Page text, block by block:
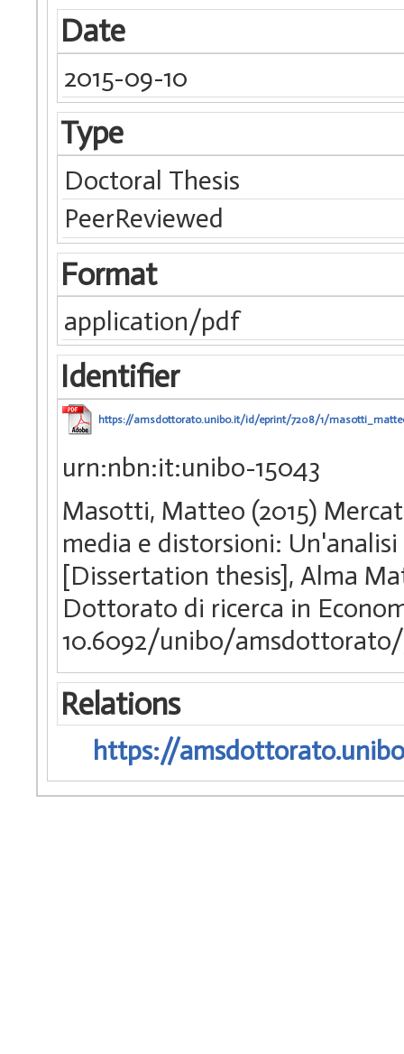
Date
2015-09-10
Type
Doctoral Thesis
PeerReviewed
Format
application/pdf
Identifier
https://amsdottorato.unibo.it/id/eprint/7208/1/
urn:nbn:it:unibo-15043
Masotti, Matteo (2015)
media e distorsioni:
[Dissertation thesis], Alma
Dottorato di ricerca in
10.6092/unibo/
Relations
https://